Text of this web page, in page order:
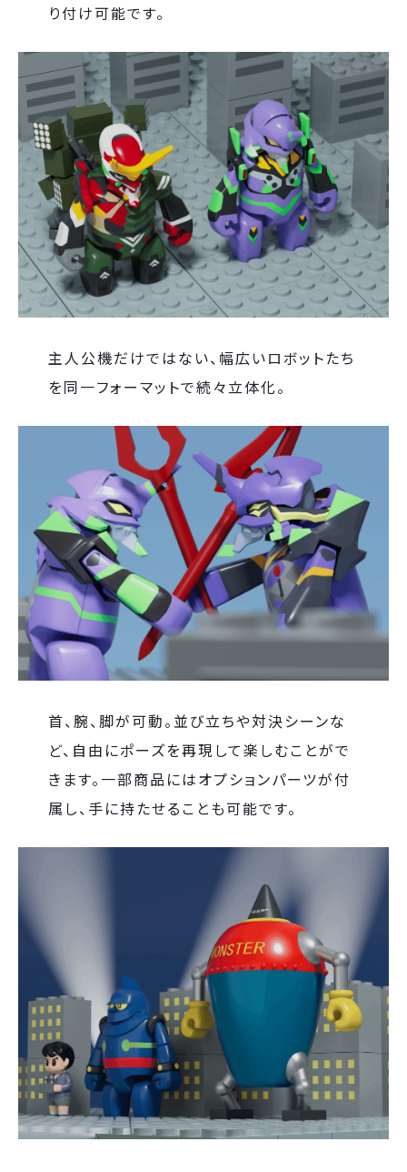
り付け可能です。
主人公機だけではない、幅広いロボットたち
を同一フォーマットで続々立体化。
首、腕、脚が可動。並び立ちや対決シーンな
ど、自由にポーズを再現して楽しむことがで
きます。一部商品にはオプションパーツが付
属し、手に持たせることも可能です。